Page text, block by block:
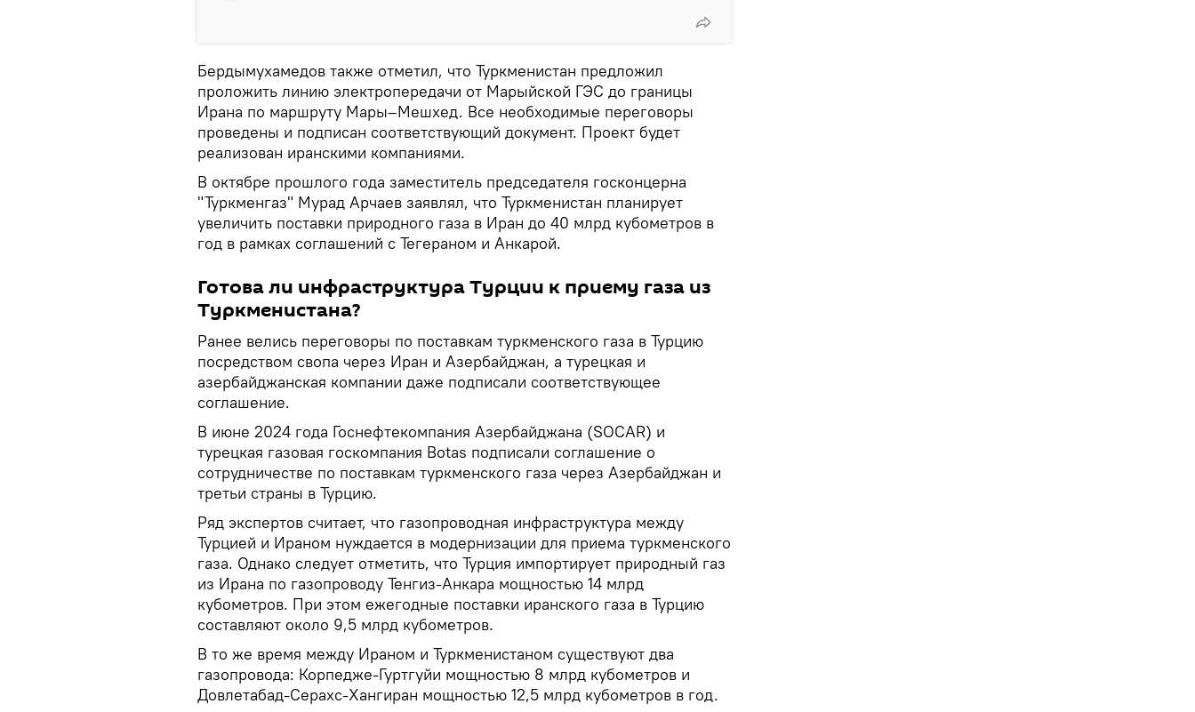
Бердымухамедов также отметил, что Туркменистан предложил
проложить линию электропередачи от Марыйской ГЭС до границы
Ирана по маршруту Мары–Мешхед. Все необходимые переговоры
проведены и подписан соответствующий документ. Проект будет
реализован иранскими компаниями.
В октябре прошлого года заместитель председателя госконцерна
"Туркменгаз" Мурад Арчаев заявлял, что Туркменистан планирует
увеличить поставки природного газа в Иран до 40 млрд кубометров в
год в рамках соглашений с Тегераном и Анкарой.
Готова ли инфраструктура Турции к приему газа из
Туркменистана?
Ранее велись переговоры по поставкам туркменского газа в Турцию
посредством свопа через Иран и Азербайджан, а турецкая и
азербайджанская компании даже подписали соответствующее
соглашение.
В июне 2024 года Госнефтекомпания Азербайджана (SOCAR) и
турецкая газовая госкомпания Botas подписали соглашение о
сотрудничестве по поставкам туркменского газа через Азербайджан и
третьи страны в Турцию.
Ряд экспертов считает, что газопроводная инфраструктура между
Турцией и Ираном нуждается в модернизации для приема туркменского
газа. Однако следует отметить, что Турция импортирует природный газ
из Ирана по газопроводу Тенгиз-Анкара мощностью 14 млрд
кубометров. При этом ежегодные поставки иранского газа в Турцию
составляют около 9,5 млрд кубометров.
В то же время между Ираном и Туркменистаном существуют два
газопровода: Корпедже-Гуртгуйи мощностью 8 млрд кубометров и
Довлетабад-Серахс-Хангиран мощностью 12,5 млрд кубометров в год.